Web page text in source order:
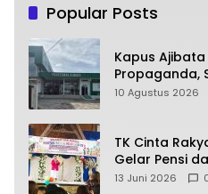
Popular Posts
Kapus
Propaganda,
Harmonis
10 Agustus 2026
TK Cinta
Gelar Pensi
13 Juni 2026